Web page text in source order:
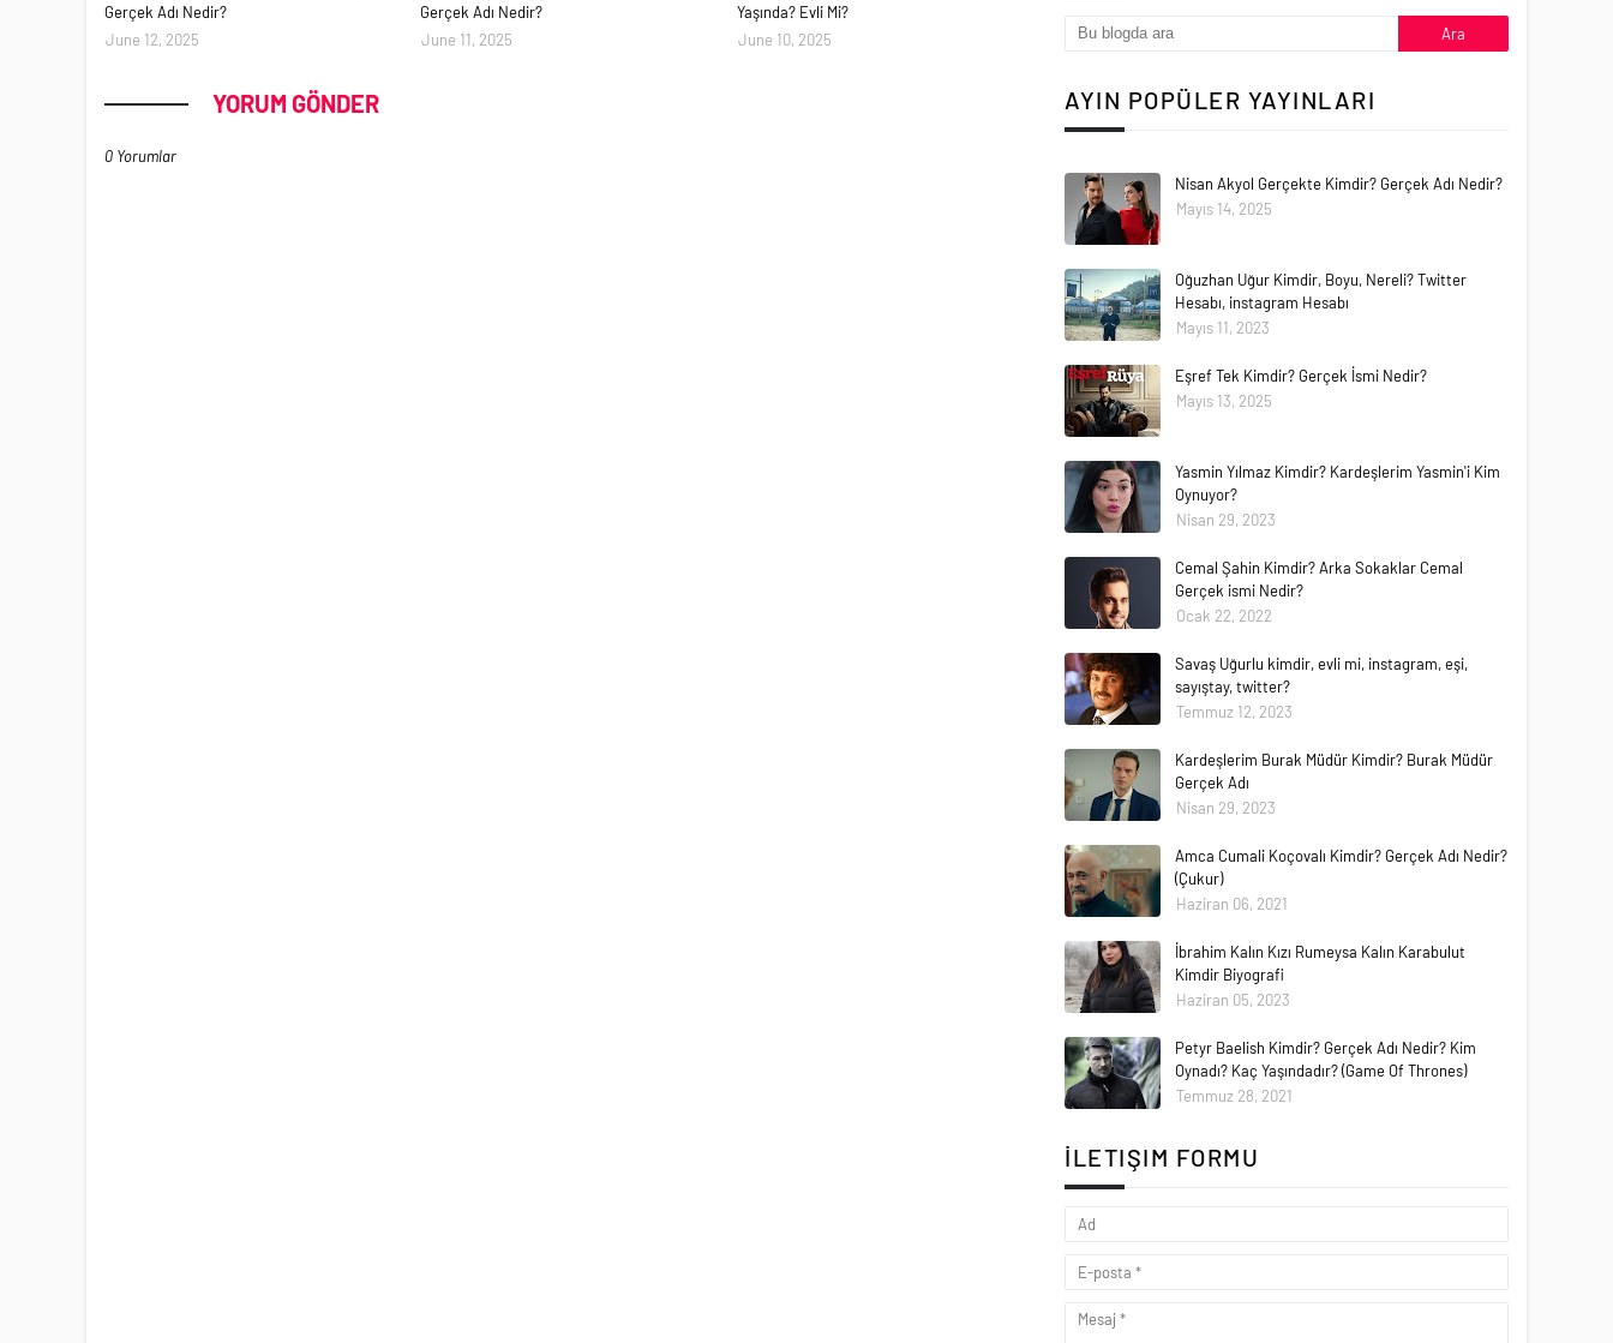
Gerçek Adı Nedir?
June 12, 2025
Gerçek Adı Nedir?
June 11, 2025
Yaşında? Evli Mi?
June 10, 2025
YORUM GÖNDER
0 Yorumlar
AYIN POPÜLER YAYINLARI
Nisan Akyol Gerçekte Kimdir? Gerçek Adı Nedir?
Mayıs 14, 2025
Oğuzhan Uğur Kimdir, Boyu, Nereli? Twitter
Hesabı, instagram Hesabı
Mayıs 11, 2023
Eşref Tek Kimdir? Gerçek İsmi Nedir?
Mayıs 13, 2025
Yasmin Yılmaz Kimdir? Kardeşlerim Yasmin'i Kim
Oynuyor?
Nisan 29, 2023
Cemal Şahin Kimdir? Arka Sokaklar Cemal
Gerçek ismi Nedir?
Ocak 22, 2022
Savaş Uğurlu kimdir, evli mi, instagram, eşi,
sayıştay, twitter?
Temmuz 12, 2023
Kardeşlerim Burak Müdür Kimdir? Burak Müdür
Gerçek Adı
Nisan 29, 2023
Amca Cumali Koçovalı Kimdir? Gerçek Adı Nedir?
(Çukur)
Haziran 06, 2021
İbrahim Kalın Kızı Rumeysa Kalın Karabulut
Kimdir Biyografi
Haziran 05, 2023
Petyr Baelish Kimdir? Gerçek Adı Nedir? Kim
Oynadı? Kaç Yaşındadır? (Game Of Thrones)
Temmuz 28, 2021
İLETIŞIM FORMU